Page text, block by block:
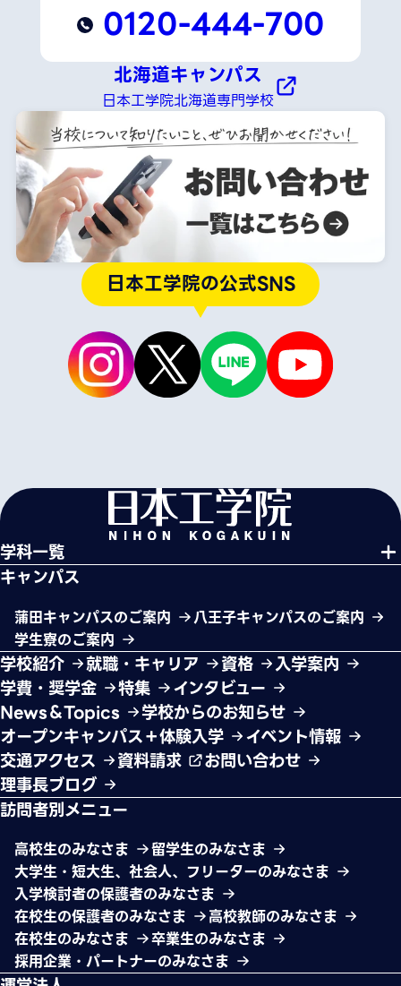
0120-444-700
北海道キャンパス
日本工学院北海道専門学校
日本工学院の公式SNS
学科一覧
キャンパス
蒲田キャンパスのご案内
八王子キャンパスのご案内
学生寮のご案内
学校紹介 就職・キャリア 資格
入学案内
学費・奨学金
特集
インタビュー
News＆Topics
学校からのお知らせ
オープンキャンパス＋体験入学
イベント情報
交通アクセス
資料請求
お問い合わせ
理事長ブログ
訪問者別メニュー
高校生のみなさま
留学生のみなさま
大学生・短大生、社会人、フリーターのみなさま
入学検討者の保護者のみなさま
在校生の保護者のみなさま
高校教師のみなさま
在校生のみなさま
卒業生のみなさま
採用企業・パートナーのみなさま